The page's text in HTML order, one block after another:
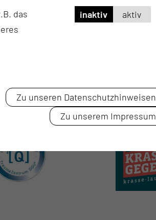
das
inaktiv aktiv
Zu unseren Datenschutzhinweisen
Zu unserem Impressum